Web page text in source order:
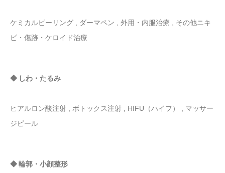
ケミカルピーリング , ダーマペン , 外用・内服治療 , その他ニキ
ビ・傷跡・ケロイド治療
◆ しわ・たるみ
ヒアルロン酸注射 , ボトックス注射 , HIFU（ハイフ） , マッサー
ジピール
◆ 輪郭・小顔整形